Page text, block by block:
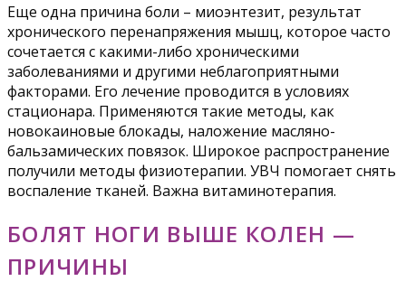
Еще одна причина боли – миоэнтезит, результат
хронического перенапряжения мышц, которое часто
сочетается с какими-либо хроническими
заболеваниями и другими неблагоприятными
факторами. Его лечение проводится в условиях
стационара. Применяются такие методы, как
новокаиновые блокады, наложение масляно-
бальзамических повязок. Широкое распространение
получили методы физиотерапии. УВЧ помогает снять
воспаление тканей. Важна витаминотерапия.
БОЛЯТ НОГИ ВЫШЕ КОЛЕН —
ПРИЧИНЫ